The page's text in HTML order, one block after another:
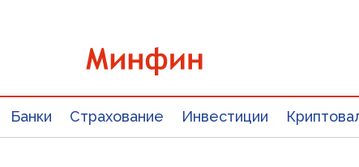
Банки Страхование Инвестиции